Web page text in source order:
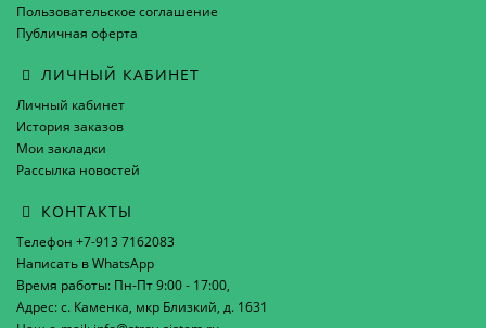
Пользовательское соглашение
Публичная оферта
ЛИЧНЫЙ КАБИНЕТ
Личный кабинет
История заказов
Мои закладки
Рассылка новостей
КОНТАКТЫ
Телефон +7-913 7162083
Написать в WhatsApp
Время работы: Пн-Пт 9:00 - 17:00,
Адрес: с. Каменка, мкр Близкий, д. 1631